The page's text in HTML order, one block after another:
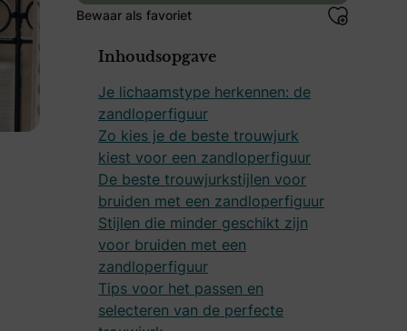
Bewaar als favoriet
Inhoudsopgave
Je lichaamstype herkennen: de
zandloperfiguur
Zo kies je de beste trouwjurk
kiest voor een zandloperfiguur
De beste trouwjurkstijlen voor
bruiden met een zandloperfiguur
Stijlen die minder geschikt zijn
voor bruiden met een
zandloperfiguur
Tips voor het passen en
selecteren van de perfecte